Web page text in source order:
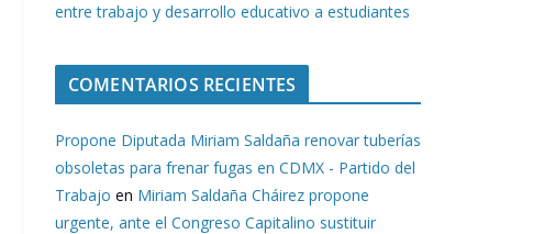
entre trabajo y desarrollo educativo a estudiantes
COMENTARIOS RECIENTES
Propone Diputada Miriam Saldaña renovar tuberías
obsoletas para frenar fugas en CDMX - Partido del
Trabajo en Miriam Saldaña Cháirez propone
urgente, ante el Congreso Capitalino sustituir